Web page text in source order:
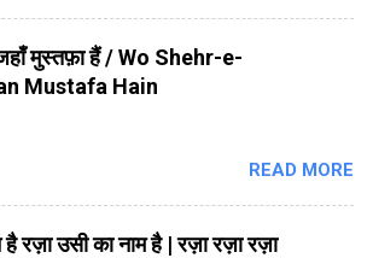
मुस्तफ़ा हैं / Wo Shehr-e-
Mustafa Hain
READ MORE
रज़ा उसी का नाम है | रज़ा रज़ा रज़ा